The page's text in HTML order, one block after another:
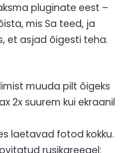
pluginate eest –
mis Sa teed, ja
et asjad õigesti teha.
muuda pilt õigeks
2x suurem kui ekraanil
laetavad fotod kokku.
rusikareegel: